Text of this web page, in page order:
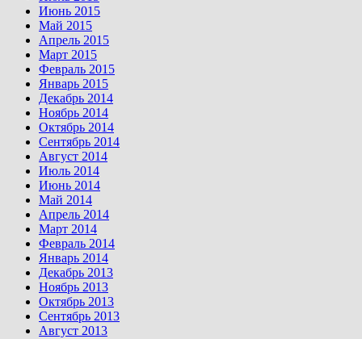
Июнь 2015
Май 2015
Апрель 2015
Март 2015
Февраль 2015
Январь 2015
Декабрь 2014
Ноябрь 2014
Октябрь 2014
Сентябрь 2014
Август 2014
Июль 2014
Июнь 2014
Май 2014
Апрель 2014
Март 2014
Февраль 2014
Январь 2014
Декабрь 2013
Ноябрь 2013
Октябрь 2013
Сентябрь 2013
Август 2013